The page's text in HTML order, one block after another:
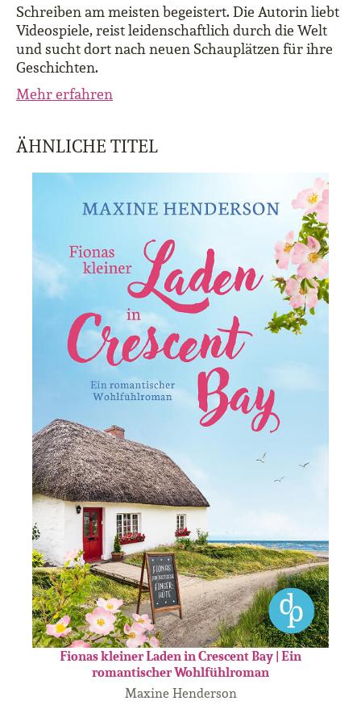
Schreiben am meisten begeistert. Die Autorin liebt
Videospiele, reist leidenschaftlich durch die Welt
und sucht dort nach neuen Schauplätzen für ihre
Geschichten.
Mehr erfahren
ÄHNLICHE TITEL
Fionas kleiner Laden in Crescent Bay | Ein
romantischer Wohlfühlroman
Maxine Henderson